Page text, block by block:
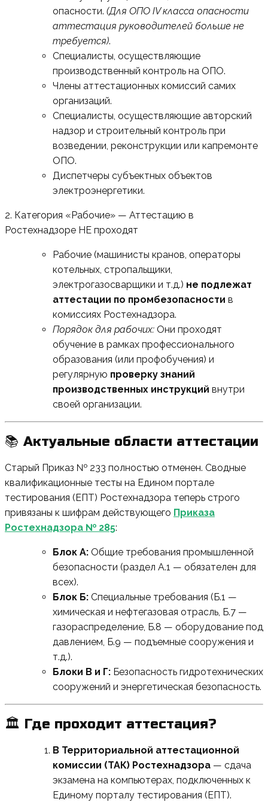
опасности. (Для ОПО IV класса опасности
аттестация руководителей больше не
требуется).
Специалисты, осуществляющие
производственный контроль на ОПО.
Члены аттестационных комиссий самих
организаций.
Специалисты, осуществляющие авторский
надзор и строительный контроль при
возведении, реконструкции или капремонте
ОПО.
Диспетчеры субъектных объектов
электроэнергетики.
2. Категория «Рабочие» — Аттестацию в
Ростехнадзоре НЕ проходят
Рабочие (машинисты кранов, операторы
котельных, стропальщики,
электрогазосварщики и т.д.) не подлежат
аттестации по промбезопасности в
комиссиях Ростехнадзора.
Порядок для рабочих: Они проходят
обучение в рамках профессионального
образования (или профобучения) и
регулярную проверку знаний
производственных инструкций внутри
своей организации.
📚 Актуальные области аттестации
Старый Приказ № 233 полностью отменен. Сводные
квалификационные тесты на Едином портале
тестирования (ЕПТ) Ростехнадзора теперь строго
привязаны к шифрам действующего Приказа
Ростехнадзора № 285:
Блок А: Общие требования промышленной
безопасности (раздел А.1 — обязателен для
всех).
Блок Б: Специальные требования (Б.1 —
химическая и нефтегазовая отрасль, Б.7 —
газораспределение, Б.8 — оборудование под
давлением, Б.9 — подъемные сооружения и
т.д.).
Блоки В и Г: Безопасность гидротехнических
сооружений и энергетическая безопасность.
🏛 Где проходит аттестация?
В Территориальной аттестационной
комиссии (ТАК) Ростехнадзора — сдача
экзамена на компьютерах, подключенных к
Единому порталу тестирования (ЕПТ).